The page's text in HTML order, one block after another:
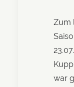
Zum
war